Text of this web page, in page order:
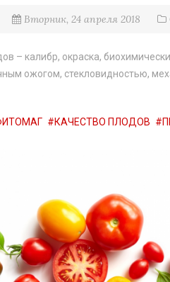
Вторник, 24 апреля 2018
– калибр, окраска,
ожогом, стекловидностью,
КАЧЕСТВО ПЛОДОВ